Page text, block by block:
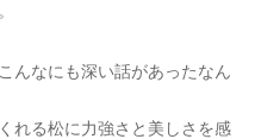
んなにも深い話があったなん
れる松に力強さと美しさを感